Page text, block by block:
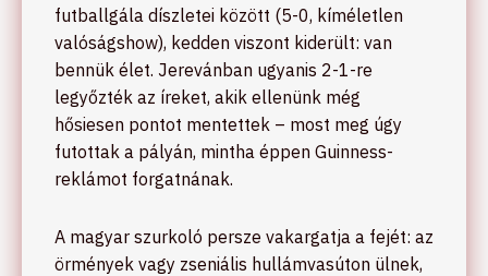
futballgála díszletei között (5-0, kíméletlen
valóságshow), kedden viszont kiderült: van
bennük élet. Jerevánban ugyanis 2-1-re
legyőzték az íreket, akik ellenünk még
hősiesen pontot mentettek – most meg úgy
futottak a pályán, mintha éppen Guinness-
reklámot forgatnának.
A magyar szurkoló persze vakargatja a fejét: az
örmények vagy zseniális hullámvasúton ülnek,